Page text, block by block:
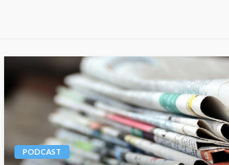
PODCAST